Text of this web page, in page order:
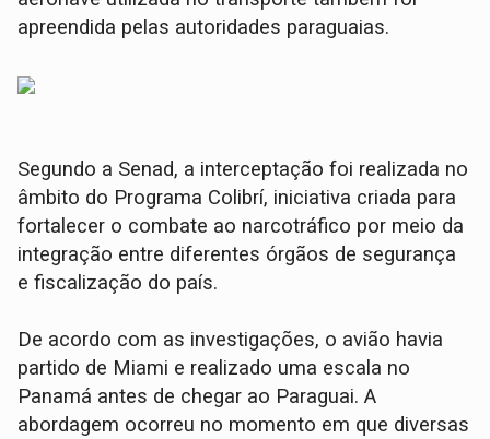
apreendida pelas autoridades paraguaias.
Segundo a Senad, a interceptação foi realizada no
âmbito do Programa Colibrí, iniciativa criada para
fortalecer o combate ao narcotráfico por meio da
integração entre diferentes órgãos de segurança
e fiscalização do país.
De acordo com as investigações, o avião havia
partido de Miami e realizado uma escala no
Panamá antes de chegar ao Paraguai. A
abordagem ocorreu no momento em que diversas